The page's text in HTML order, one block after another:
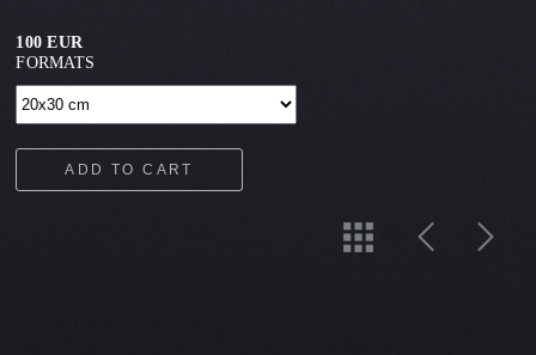
100 EUR
FORMATS
ADD TO CART